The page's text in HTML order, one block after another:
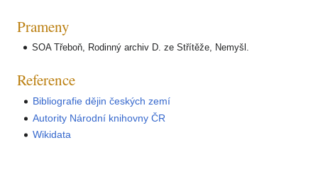
Prameny
SOA Třeboň, Rodinný archiv D. ze Střítěže, Nemyšl.
Reference
Bibliografie dějin českých zemí
Autority Národní knihovny ČR
Wikidata